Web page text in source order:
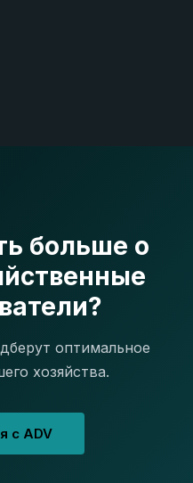
больше о
оптимальное
хозяйства.
с ADV